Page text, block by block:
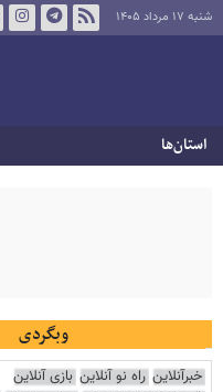
شنبه ۱۷ مرداد ۱۴۰۵
استان‌ها
وبگردی
خبرآنلاین راه نو آنلاین بازی آنلاین